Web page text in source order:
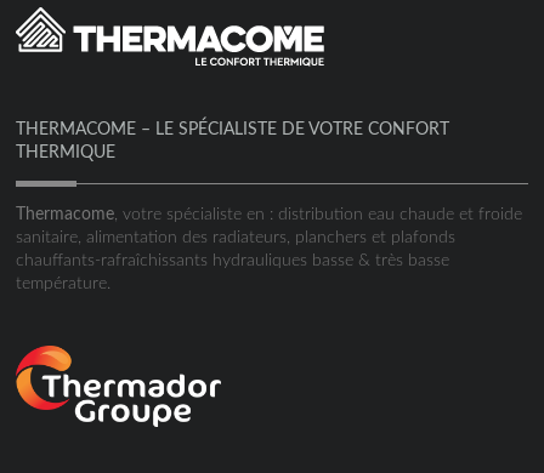
THERMACOME – LE SPÉCIALISTE DE VOTRE CONFORT
THERMIQUE
Thermacome, votre spécialiste en : distribution eau chaude et froide
sanitaire, alimentation des radiateurs, planchers et plafonds
chauffants-rafraîchissants hydrauliques basse & très basse
température.